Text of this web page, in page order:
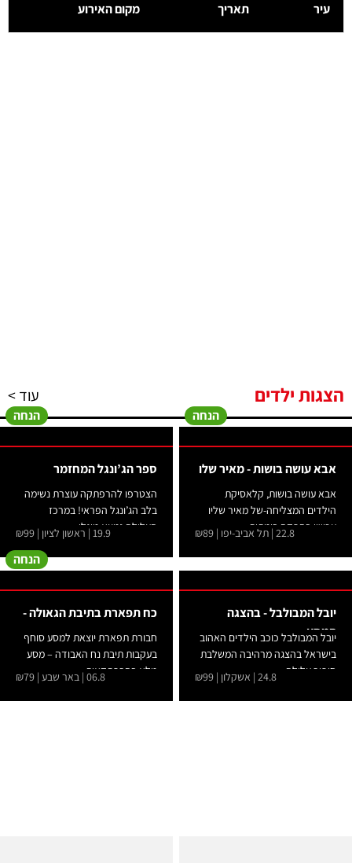
עיר תאריך מקום האירוע
הצגות ילדים עוד >
הנחה
אבא עושה בושות - מאיר שלו
-אבא עושה בושות, קלאסיקת
הילדים המצליחה-של מאיר שליו
עכשיו בהפקה בימתית...
22.8 | תל אביב-יפו | ₪89
הנחה
ספר הג’ונגל המחזמר
הצטרפו להרפתקה עוצרת נשימה
בלב הג’ונגל הפראי! במרכז
העלילה נמצא מוגלי...
19.9 | ראשון לציון | ₪99
יובל המבולבל - בהצגה
המסע
יובל המבולבל כוכב הילדים האהוב
בישראל בהצגה מרהיבה המשלבת
סיפור עלילה...
24.8 | אשקלון | ₪99
הנחה
כח תפארת בתיבת הגאולה -
חבורת תפארת יוצאת למסע סוחף
בעקבות תיבת נח האבודה – מסע
מלא בהרפתקאות,...
06.8 | באר שבע | ₪79